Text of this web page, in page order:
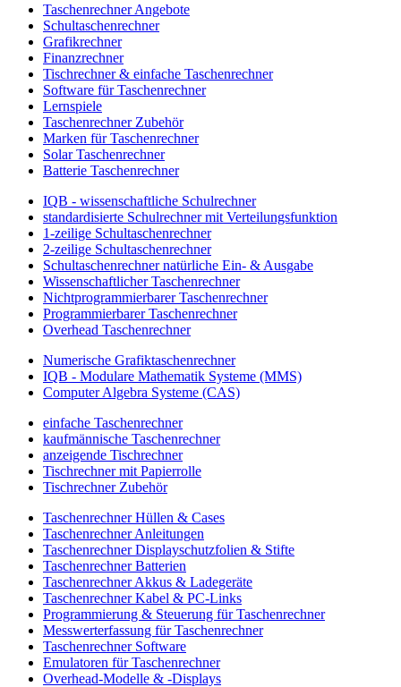
Taschenrechner Angebote
Schultaschenrechner
Grafikrechner
Finanzrechner
Tischrechner & einfache Taschenrechner
Software für Taschenrechner
Lernspiele
Taschenrechner Zubehör
Marken für Taschenrechner
Solar Taschenrechner
Batterie Taschenrechner
IQB - wissenschaftliche Schulrechner
standardisierte Schulrechner mit Verteilungsfunktion
1-zeilige Schultaschenrechner
2-zeilige Schultaschenrechner
Schultaschenrechner natürliche Ein- & Ausgabe
Wissenschaftlicher Taschenrechner
Nichtprogrammierbarer Taschenrechner
Programmierbarer Taschenrechner
Overhead Taschenrechner
Numerische Grafiktaschenrechner
IQB - Modulare Mathematik Systeme (MMS)
Computer Algebra Systeme (CAS)
einfache Taschenrechner
kaufmännische Taschenrechner
anzeigende Tischrechner
Tischrechner mit Papierrolle
Tischrechner Zubehör
Taschenrechner Hüllen & Cases
Taschenrechner Anleitungen
Taschenrechner Displayschutzfolien & Stifte
Taschenrechner Batterien
Taschenrechner Akkus & Ladegeräte
Taschenrechner Kabel & PC-Links
Programmierung & Steuerung für Taschenrechner
Messwerterfassung für Taschenrechner
Taschenrechner Software
Emulatoren für Taschenrechner
Overhead-Modelle & -Displays